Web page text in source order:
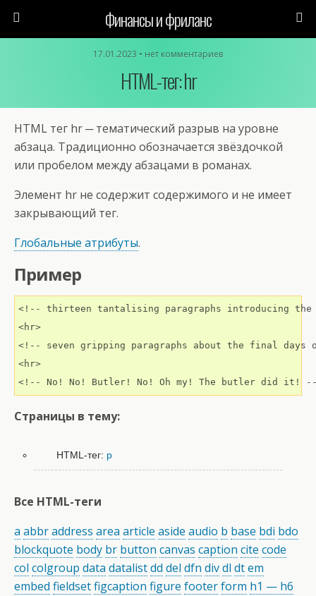
Финансы и фриланс
17.01.2023 • нет комментариев
HTML-тег: hr
HTML тег hr ─ тематический разрыв на уровне
абзаца. Традиционно обозначается звёздочкой
или пробелом между абзацами в романах.
Элемент hr не содержит содержимого и не имеет
закрывающий тег.
Глобальные атрибуты.
Пример
<!-- thirteen tantalising paragraphs introducing
<hr>
<!-- seven gripping paragraphs about the final days
<hr>
<!-- No! No! Butler! No! Oh my! The butler did it!
Страницы в тему:
HTML-тег: p
Все HTML-теги
a abbraddress area article aside audio b base bdi bdo
blockquote body br button canvas caption cite code
col colgroup data datalistdd del dfn divdl dtem
embed fieldsetfigcaption figure footerform h1 — h6